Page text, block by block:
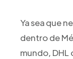
Ya sea que
dentro de
mundo,